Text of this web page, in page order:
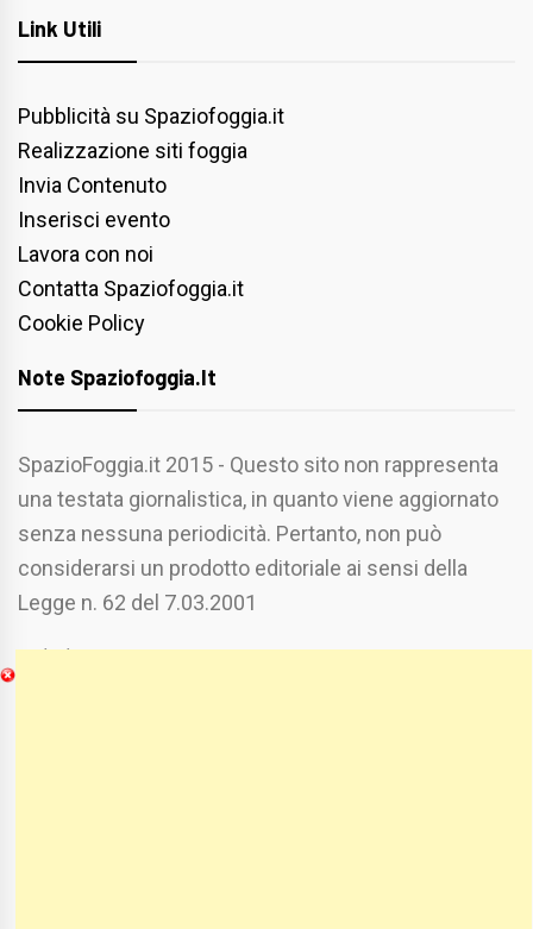
Link Utili
Pubblicità su Spaziofoggia.it
Realizzazione siti foggia
Invia Contenuto
Inserisci evento
Lavora con noi
Contatta Spaziofoggia.it
Cookie Policy
Note Spaziofoggia.it
SpazioFoggia.it 2015 - Questo sito non rappresenta
una testata giornalistica, in quanto viene aggiornato
senza nessuna periodicità. Pertanto, non può
considerarsi un prodotto editoriale ai sensi della
Legge n. 62 del 7.03.2001
Chi Siamo